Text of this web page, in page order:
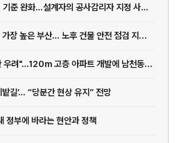
[법규] 건축물의 높이·층수 산정 기준 완화…설계자의 공사감리자 지정 사유 ...
장 높은 부산… 노후 건물 안전 점검 지...
우려"…120m 고층 아파트 개발에 남천동...
길’… “당분간 현상 유지” 전망
부에 바라는 현안과 정책